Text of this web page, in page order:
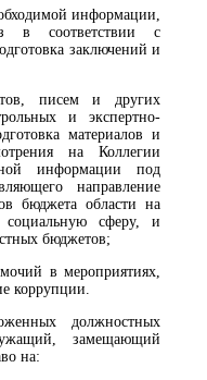
информации,
в соответствии с
заключений и
писем и других
и экспертно-
материалов и
на Коллегии
информации под
направление
бюджета области на
социальную сферу, и
бюджетов;
в мероприятиях,
коррупции.
должностных
замещающий
на: